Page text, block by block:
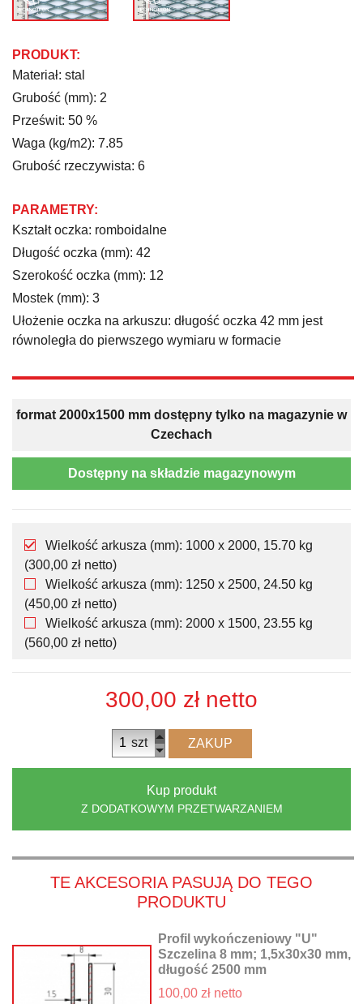
PRODUKT:
Materiał: stal
Grubość (mm): 2
Prześwit: 50 %
Waga (kg/m2): 7.85
Grubość rzeczywista: 6
PARAMETRY:
Kształt oczka: romboidalne
Długość oczka (mm): 42
Szerokość oczka (mm): 12
Mostek (mm): 3
Ułożenie oczka na arkuszu: długość oczka 42 mm jest
równoległa do pierwszego wymiaru w formacie
format 2000x1500 mm dostępny tylko na magazynie w
Czechach
Dostępny na składzie magazynowym
Wielkość arkusza (mm): 1000 x 2000, 15.70 kg
(300,00 zł netto)
Wielkość arkusza (mm): 1250 x 2500, 24.50 kg
(450,00 zł netto)
Wielkość arkusza (mm): 2000 x 1500, 23.55 kg
(560,00 zł netto)
300,00 zł netto
szt ZAKUP
Kup produkt
Z DODATKOWYM PRZETWARZANIEM
TE AKCESORIA PASUJĄ DO TEGO
PRODUKTU
Profil wykończeniowy "U"
Szczelina 8 mm; 1,5x30x30 mm,
długość 2500 mm
100,00 zł netto